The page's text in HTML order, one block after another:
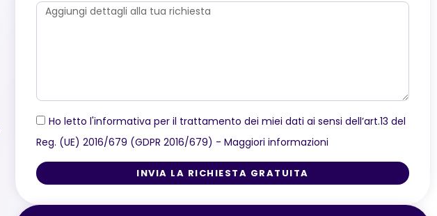
Ho letto l'informativa per il trattamento dei miei dati ai sensi dell’art.13 del
Reg. (UE) 2016/679 (GDPR 2016/679) - Maggiori informazioni
INVIA LA RICHIESTA GRATUITA